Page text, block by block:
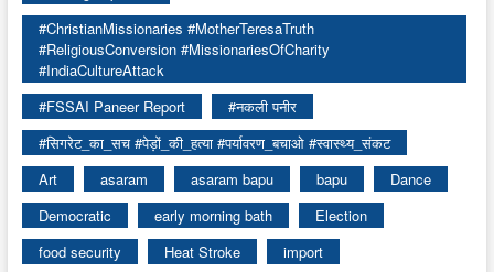
#ChristianMissionaries #MotherTeresaTruth
#ReligiousConversion #MissionariesOfCharity
#IndiaCultureAttack
#FSSAI Paneer Report
#नकली पनीर
#सिगरेट_का_सच #पेड़ों_की_हत्या #पर्यावरण_बचाओ #स्वास्थ्य_संकट
Art
asaram asaram bapu bapu
Dance
Democratic
early morning bath
Election
food security
Heat Stroke
import